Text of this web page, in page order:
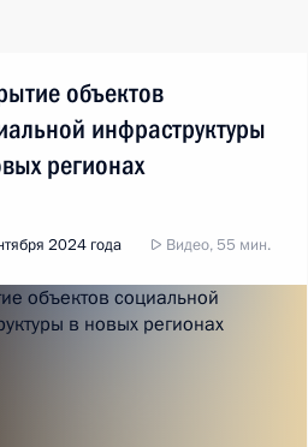
объектов
инфраструктуры
регионах
2024 года Видео, 55 мин.